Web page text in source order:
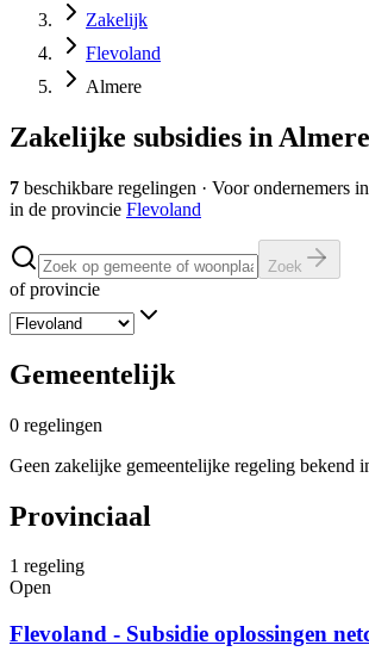
Zakelijk
Flevoland
Almere
Zakelijke subsidies in Almere
7 beschikbare regelingen · Voor ondernemers
in de provincie Flevoland
Zoek
of provincie
Gemeentelijk
0 regelingen
Geen zakelijke gemeentelijke regeling bekend
Provinciaal
1 regeling
Open
Flevoland - Subsidie oplossingen